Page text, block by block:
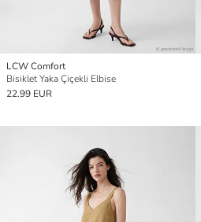
LCW Comfort
Bisiklet Yaka Çiçekli Elbise
22.99 EUR